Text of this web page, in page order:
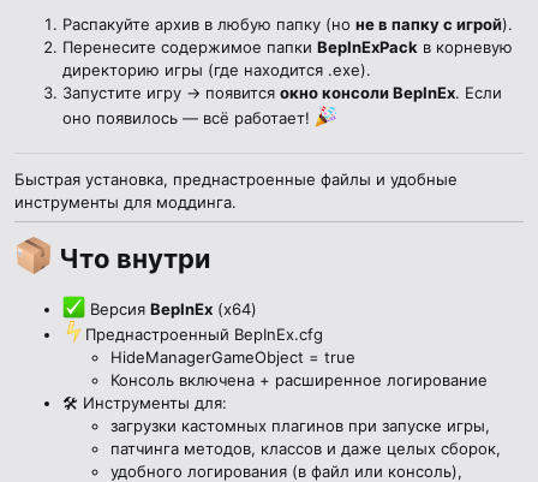
Распакуйте архив в любую папку (но не в папку с игрой).
Перенесите содержимое папки BepInExPack в корневую
директорию игры (где находится .exe).
Запустите игру → появится окно консоли BepInEx. Если
оно появилось — всё работает!
Быстрая установка, преднастроенные файлы и удобные
инструменты для моддинга.
Что внутри​
ВерсияBepInEx (x64)
Преднастроенный BepInEx.cfg
HideManagerGameObject = true
Консоль включена + расширенное логирование
🛠 Инструменты для:
загрузки кастомных плагинов при запуске игры,
патчинга методов, классов и даже целых сборок,
удобного логирования (в файл или консоль),